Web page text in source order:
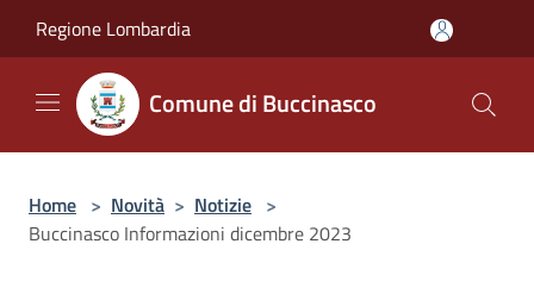
Regione Lombardia
Comune di Buccinasco
Home > Novità > Notizie >
Buccinasco Informazioni dicembre 2023